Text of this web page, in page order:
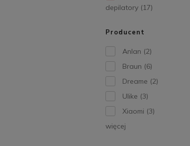
depilatory (17)
Producent
Anlan (2)
Braun (6)
Dreame (2)
Ulike (3)
Xiaomi (3)
więcej